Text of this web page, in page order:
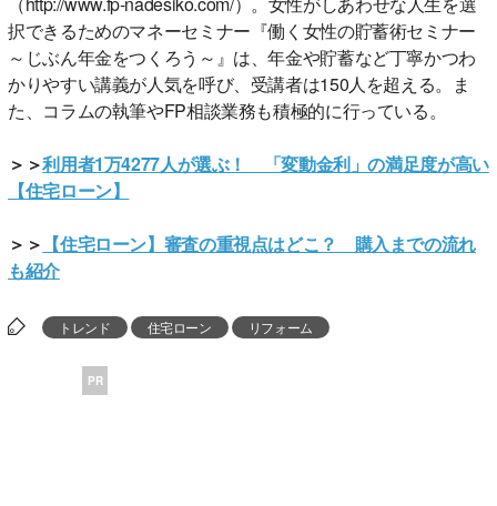
択できるためのマネーセミナー『働く女性の貯蓄術セミナー
～じぶん年金をつくろう～』は、年金や貯蓄など丁寧かつわ
かりやすい講義が人気を呼び、受講者は150人を超える。ま
た、コラムの執筆やFP相談業務も積極的に行っている。
＞＞利用者1万4277人が選ぶ！ 「変動金利」の満足度が高い
【住宅ローン】
＞＞ 【住宅ローン】審査の重視点はどこ？ 購入までの流れ
も紹介
トレンド 住宅ローン リフォーム
PR